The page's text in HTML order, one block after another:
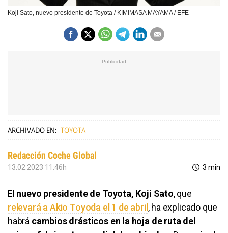
Koji Sato, nuevo presidente de Toyota / KIMIMASA MAYAMA / EFE
ARCHIVADO EN: TOYOTA
Redacción Coche Global
13.02.2023 11:46h 3 min
El nuevo presidente de Toyota, Koji Sato, que
relevará a Akio Toyoda el 1 de abril, ha explicado que
habrá cambios drásticos en la hoja de ruta del